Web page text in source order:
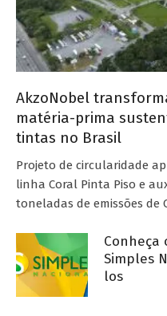
AkzoNobel
matéria-prima
tintas no Brasil
Projeto de circularidade
linha Coral Pinta Piso e
toneladas de emissões de
Conheça
Simples
los